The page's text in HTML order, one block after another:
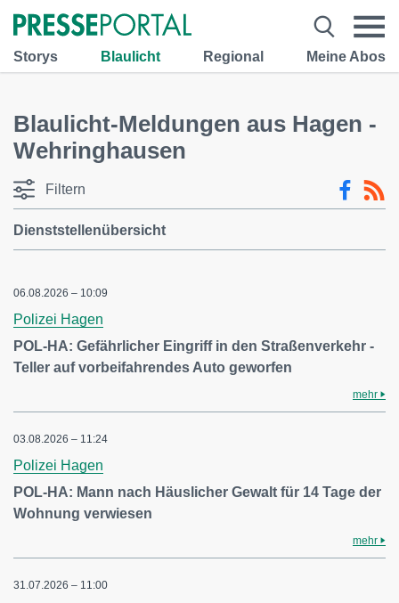
Storys Blaulicht Regional Meine Abos
Blaulicht-Meldungen aus Hagen -
Wehringhausen
Filtern
Dienststellenübersicht
06.08.2026 – 10:09
Polizei Hagen
POL-HA: Gefährlicher Eingriff in den Straßenverkehr -
Teller auf vorbeifahrendes Auto geworfen
mehr
03.08.2026 – 11:24
Polizei Hagen
POL-HA: Mann nach Häuslicher Gewalt für 14 Tage der
Wohnung verwiesen
mehr
31.07.2026 – 11:00